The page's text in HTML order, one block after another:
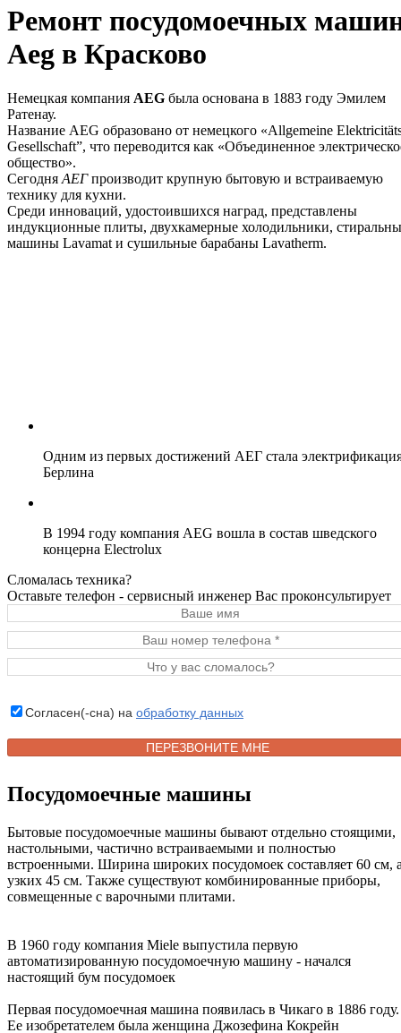
Ремонт посудомоечных
Aeg в Красково
Немецкая компания AEG была основана в 1883 году Эмилем
Ратенау.
Название AEG образовано от немецкого «Allgemeine
Gesellschaft”, что переводится как «Объединенное
общество».
Сегодня АЕГпроизводит крупную бытовую и встраиваемую
технику для кухни.
Среди инноваций, удостоившихся наград, представлены
индукционные плиты, двухкамерные холодильники,
машины Lavamat и сушильные барабаны Lavatherm.
Одним из первых достижений АЕГ стала
Берлина
В 1994 году компания AEG вошла в состав шведского
концерна Electrolux
Сломалась техника?
Оставьте телефон - сервисный инженер Вас проконсультирует
Согласен(-сна) на обработку данных
Посудомоечные машины
Бытовые посудомоечные машины бывают отдельно стоящими,
настольными, частично встраиваемыми и полностью
встроенными. Ширина широких посудомоек составляет 60 см,
узких 45 см. Также существуют комбинированные приборы,
совмещенные с варочными плитами.
В 1960 году компания Miele выпустила первую
автоматизированную посудомоечную машину - начался
настоящий бум посудомоек
Первая посудомоечная машина появилась в Чикаго в 1886 году.
Ее изобретателем была женщина Джозефина Кокрейн